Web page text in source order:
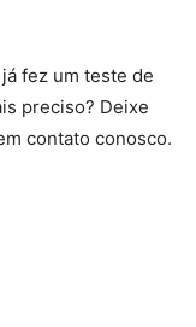
fez um teste de
preciso? Deixe
contato conosco.